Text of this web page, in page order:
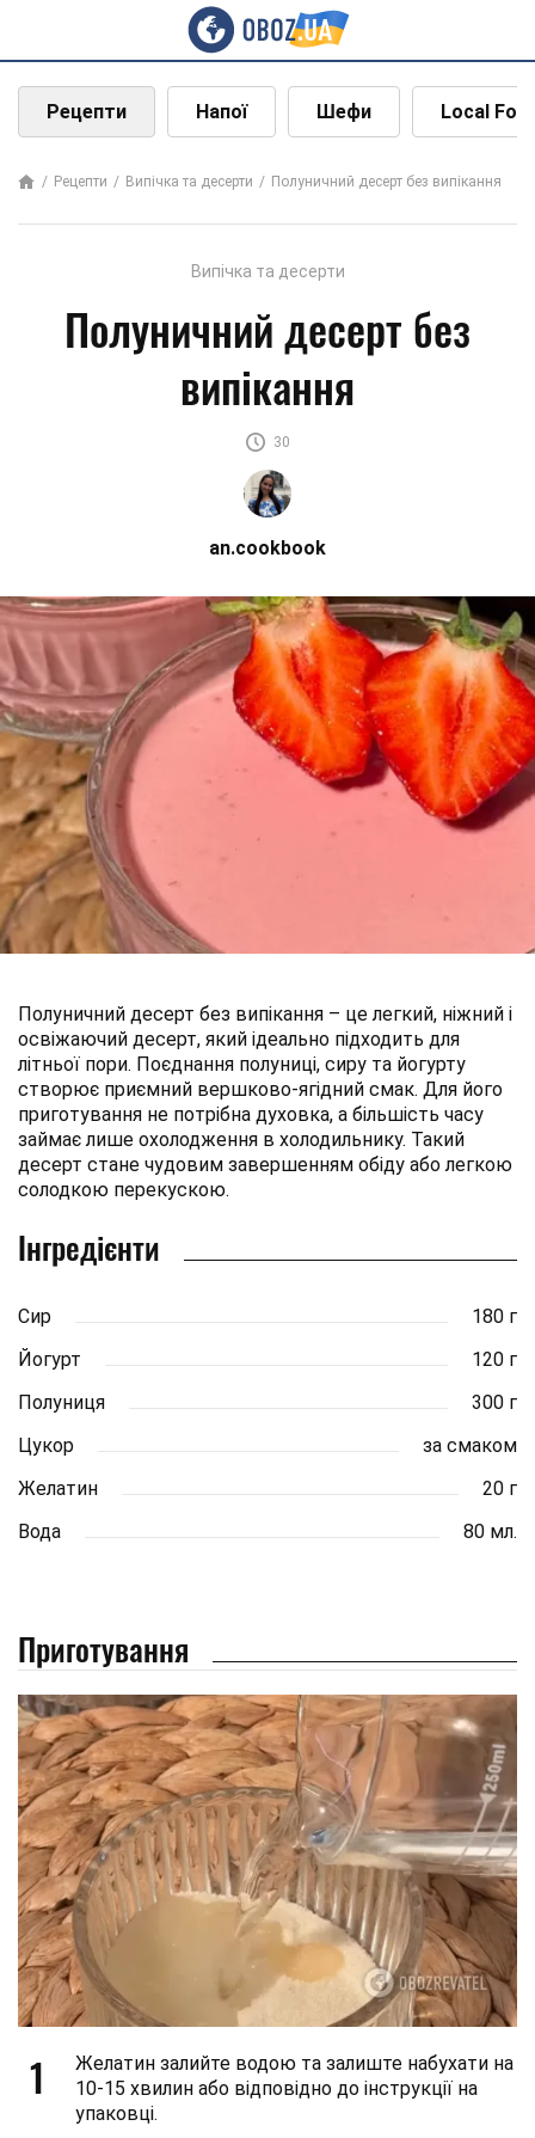
Рецепти Напої Шефи Local
Рецепти Випічка та десерти Полуничний десерт без випікання
Випічка та десерти
Полуничний десерт без
випікання
30
an.cookbook
Полуничний десерт без випікання – це легкий, ніжний і
освіжаючий десерт, який ідеально підходить для
літньої пори. Поєднання полуниці, сиру та йогурту
створює приємний вершково-ягідний смак. Для його
приготування не потрібна духовка, а більшість часу
займає лише охолодження в холодильнику. Такий
десерт стане чудовим завершенням обіду або легкою
солодкою перекускою.
Інгредієнти
Сир
180 г
Йогурт
120 г
Полуниця
300 г
Цукор
за смаком
Желатин
20 г
Вода
80 мл.
Приготування
1
Желатин залийте водою та залиште набухати на
10-15 хвилин або відповідно до інструкції на
упаковці.